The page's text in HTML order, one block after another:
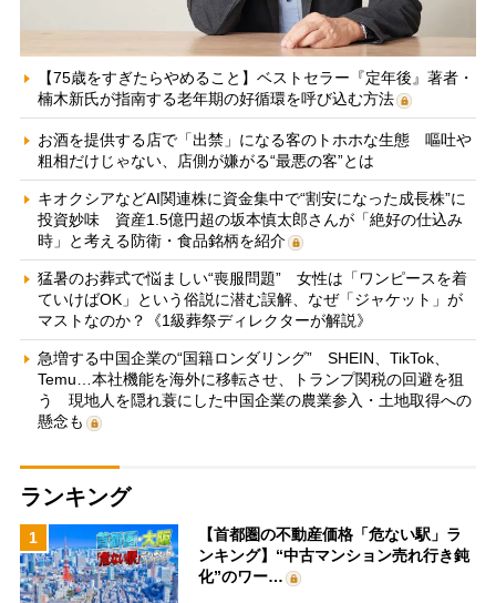
【75歳をすぎたらやめること】ベストセラー『定年後』著者・
楠木新氏が指南する老年期の好循環を呼び込む方法
お酒を提供する店で「出禁」になる客のトホホな生態 嘔吐や
粗相だけじゃない、店側が嫌がる“最悪の客”とは
キオクシアなどAI関連株に資金集中で“割安になった成長株”に
投資妙味 資産1.5億円超の坂本慎太郎さんが「絶好の仕込み
時」と考える防衛・食品銘柄を紹介
猛暑のお葬式で悩ましい“喪服問題” 女性は「ワンピースを着
ていけばOK」という俗説に潜む誤解、なぜ「ジャケット」が
マストなのか？《1級葬祭ディレクターが解説》
急増する中国企業の“国籍ロンダリング” SHEIN、TikTok、
Temu…本社機能を海外に移転させ、トランプ関税の回避を狙
う 現地人を隠れ蓑にした中国企業の農業参入・土地取得への
懸念も
ランキング
1
【首都圏の不動産価格「危ない駅」ラ
ンキング】“中古マンション売れ行き鈍
化”のワー…